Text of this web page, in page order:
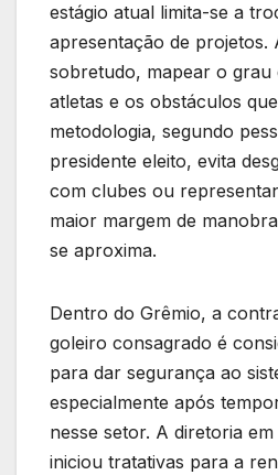
estágio atual limita-se a
apresentação de projetos.
sobretudo, mapear o grau
atletas e os obstáculos
metodologia, segundo
presidente eleito, evita
com clubes ou
maior margem de
se aproxima.
Dentro do Grêmio, a
goleiro consagrado é
para dar segurança ao
especialmente após
nesse setor. A diretoria
iniciou tratativas para a